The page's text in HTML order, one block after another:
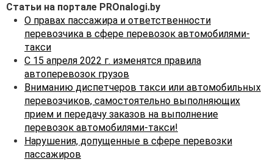
Статьи на портале PROnalogi.by
О правах пассажира и ответственности
перевозчика в сфере перевозок автомобилями-
такси
С 15 апреля 2022 г. изменятся правила
автоперевозок грузов
Вниманию диспетчеров такси или автомобильных
перевозчиков, самостоятельно выполняющих
прием и передачу заказов на выполнение
перевозок автомобилями-такси!
Нарушения, допущенные в сфере перевозки
пассажиров